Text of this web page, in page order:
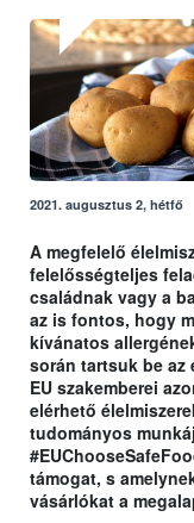
2021. augusztus 2, hétfő
A megfelelő
felelősségteljes
családnak vagy a
az is fontos, hogy
kívánatos
során tartsuk be az
EU szakemberei
elérhető
tudományos
támogat, s
vásárlókat a